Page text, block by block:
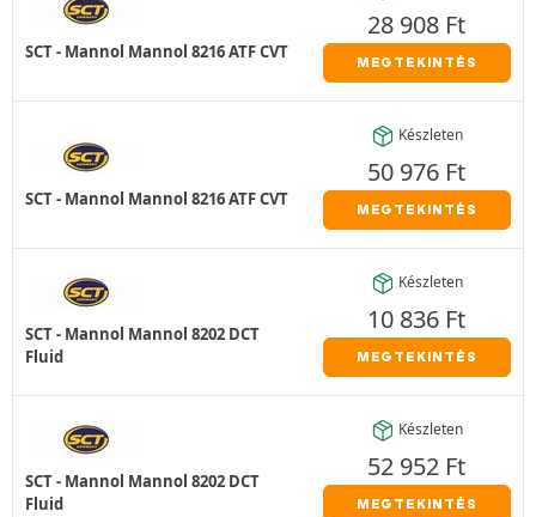
SCT - Mannol Mannol 8216 ATF CVT
28 908 Ft
MEGTEKINTÉS
SCT - Mannol Mannol 8216 ATF CVT
Készleten
50 976 Ft
MEGTEKINTÉS
SCT - Mannol Mannol 8202 DCT
Fluid
Készleten
10 836 Ft
MEGTEKINTÉS
SCT - Mannol Mannol 8202 DCT
Fluid
Készleten
52 952 Ft
MEGTEKINTÉS